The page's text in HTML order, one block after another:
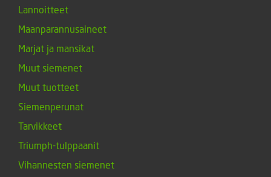
Lannoitteet
Maanparannusaineet
Marjat ja mansikat
Muut siemenet
Muut tuotteet
Siemenperunat
Tarvikkeet
Triumph-tulppaanit
Vihannesten siemenet